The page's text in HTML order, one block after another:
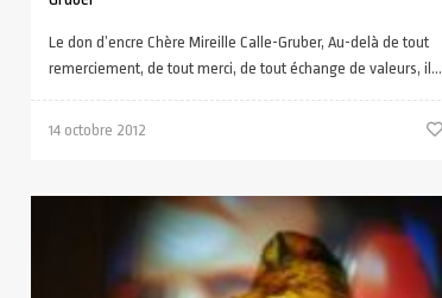
Le don d’encre Chère Mireille Calle-Gruber, Au-delà de tout
remerciement, de tout merci, de tout échange de valeurs, il...
14 octobre 2012